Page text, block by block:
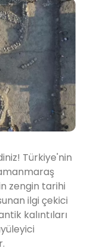
Türkiye'nin
zengin tarihi
ilgi çekici
kalıntıları